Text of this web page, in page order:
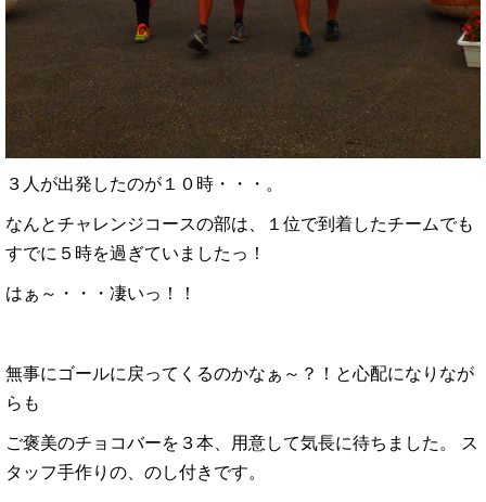
３人が出発したのが１０時・・・。
なんとチャレンジコースの部は、１位で到着したチームでも
すでに５時を過ぎていましたっ！
はぁ～・・・凄いっ！！
無事にゴールに戻ってくるのかなぁ～？！と心配になりなが
らも
ご褒美のチョコバーを３本、用意して気長に待ちました。 ス
タッフ手作りの、のし付きです。